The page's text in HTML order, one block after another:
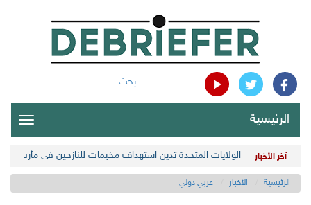
بحث
الرئيسية
آخر الأخبار الولايات المتحدة تدين استهداف مخيمات للنازحين في مأرب
الرئيسية الأخبار عربي دولي